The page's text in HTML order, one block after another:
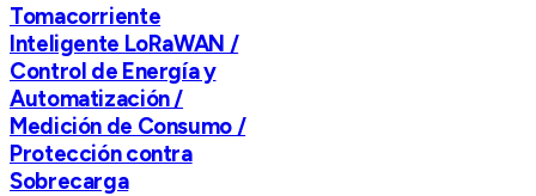
Tomacorriente
Inteligente LoRaWAN /
Control de Energía y
Automatización /
Medición de Consumo /
Protección contra
Sobrecarga